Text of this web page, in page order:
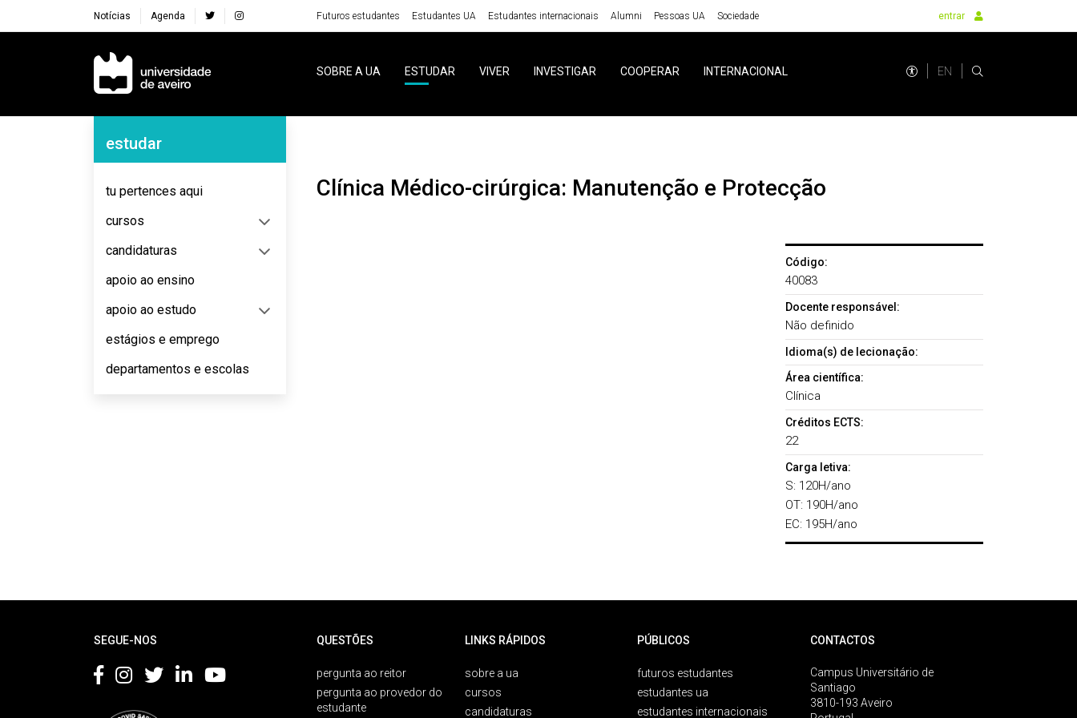
Notícias Agenda Futuros estudantes Estudantes UA Estudantes internacionais Alumni Pessoas UA Sociedade entrar
Navegação Principal
SOBRE A UA ESTUDAR VIVER INVESTIGAR COOPERAR INTERNACIONAL EN
Navegação Lateral
estudar
tu pertences aqui
cursos
candidaturas
apoio ao ensino
apoio ao estudo
estágios e emprego
departamentos e escolas
Clínica Médico-cirúrgica: Manutenção e Protecção
Código:
40083
Docente responsável:
Não definido
Idioma(s) de lecionação:
Área científica:
Clínica
Créditos ECTS:
22
Carga letiva:
S: 120H/ano
OT: 190H/ano
EC: 195H/ano
SEGUE-NOS QUESTÕES
pergunta ao reitor
pergunta ao provedor do
estudante
LINKS RÁPIDOS
sobre a ua
cursos
candidaturas
PÚBLICOS
futuros estudantes
estudantes ua
estudantes internacionais
CONTACTOS
Campus Universitário de
Santiago
3810-193 Aveiro